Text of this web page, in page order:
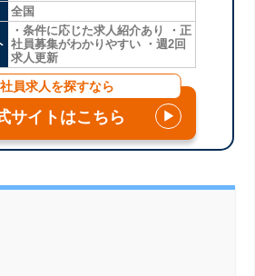
全国
・条件に応じた求人紹介あり ・正
社員募集がわかりやすい ・週2回
求人更新
員求人を探すなら
サイトはこちら ▶